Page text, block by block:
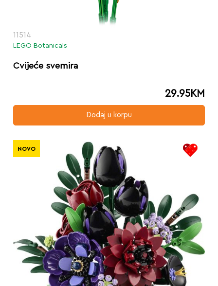
11514
LEGO Botanicals
Cvijeće svemira
29.95KM
Dodaj u korpu
NOVO